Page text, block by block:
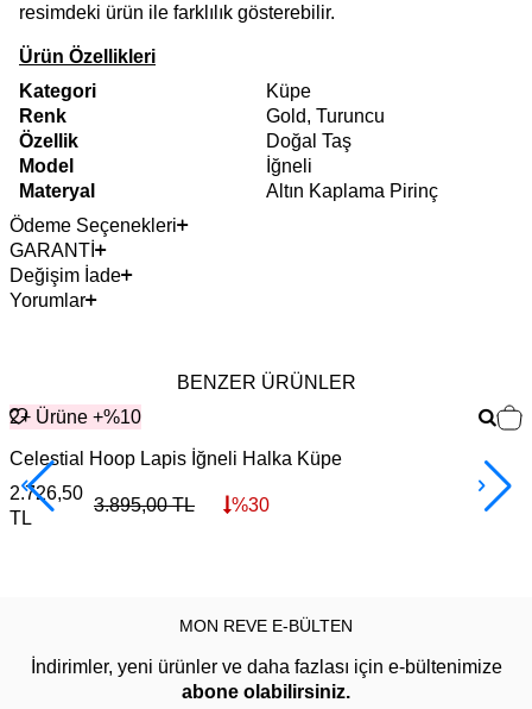
resimdeki ürün ile farklılık gösterebilir.
Ürün Özellikleri
Kategori
Küpe
Renk
Gold, Turuncu
Özellik
Doğal Taş
Model
İğneli
Materyal
Altın Kaplama Pirinç
Ödeme Seçenekleri
GARANTİ
Değişim İade
Yorumlar
BENZER ÜRÜNLER
2+ Ürüne +%10
Celestial Hoop Lapis İğneli Halka Küpe
2.726,50
TL
3.895,00TL %30
MON REVE E-BÜLTEN
İndirimler, yeni ürünler ve daha fazlası için e-bültenimize
abone olabilirsiniz.